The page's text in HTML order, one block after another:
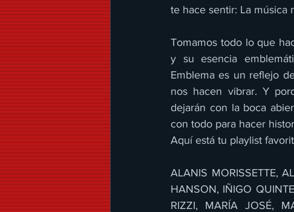
te hace sentir: La música
Tomamos todo lo que
y su esencia
Emblema es un reflejo
nos hacen vibrar. Y
dejarán con la boca
con todo para hacer
Aquí está tu playlist
ALANIS MORISSETTE,
HANSON, IÑIGO
RIZZI, MARÍA JOSÉ,